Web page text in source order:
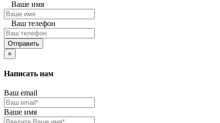
Ваше имя
Ваш телефон
Отправить
×
Написать нам
Ваш email
Ваше имя